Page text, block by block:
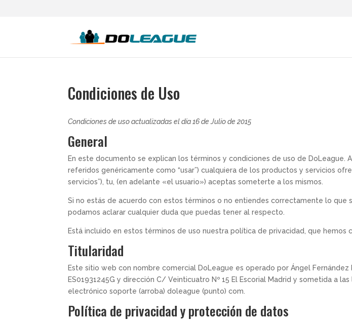
Condiciones de Uso
Condiciones de uso actualizadas el día 16 de Julio de 2015
General
En este documento se explican los términos y condiciones de uso de
referidos genéricamente como “usar”) cualquiera de los productos y servicios
servicios”), tu, (en adelante «el usuario») aceptas someterte a los mismos.
Si no estás de acuerdo con estos términos o no entiendes correctamente lo que
podamos aclarar cualquier duda que puedas tener al respecto.
Está incluido en estos términos de uso nuestra política de privacidad, que hemos
Titularidad
Este sitio web con nombre comercial DoLeague es operado por Ángel
ES01931245G y dirección C/ Veinticuatro Nº 15 El Escorial Madrid y sometida a
electrónico soporte (arroba) doleague (punto) com.
Política de privacidad y protección de datos